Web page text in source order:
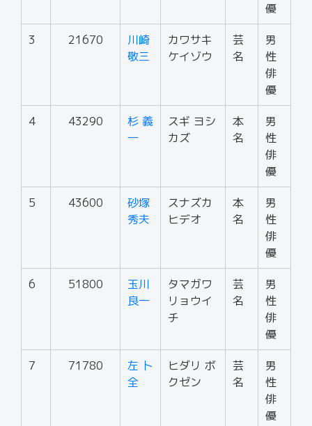
優
3 21670
川崎
敬三
カワサキ
ケイゾウ
芸
名
男
性
俳
優
4 43290
杉 義
一
スギ ヨシ
カズ
本
名
男
性
俳
優
5 43600
砂塚
秀夫
スナズカ
ヒデオ
本
名
男
性
俳
優
6 51800
玉川
良一
タマガワ
リョウイ
チ
芸
名
男
性
俳
優
7 71780
左 卜
全
ヒダリ ボ
クゼン
芸
名
男
性
俳
優